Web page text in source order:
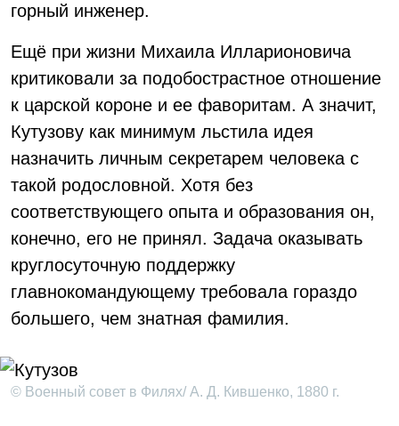
горный инженер.
Ещё при жизни Михаила Илларионовича
критиковали за подобострастное отношение
к царской короне и ее фаворитам. А значит,
Кутузову как минимум льстила идея
назначить личным секретарем человека с
такой родословной. Хотя без
соответствующего опыта и образования он,
конечно, его не принял. Задача оказывать
круглосуточную поддержку
главнокомандующему требовала гораздо
большего, чем знатная фамилия.
© Военный совет в Филях/ А. Д. Кившенко, 1880 г.